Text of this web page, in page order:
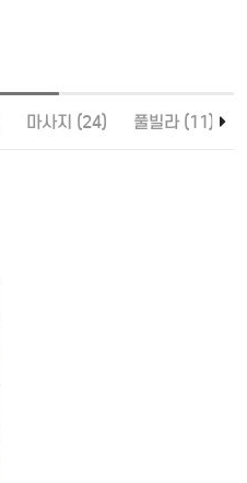
마사지 (24) 풀빌라 (11)